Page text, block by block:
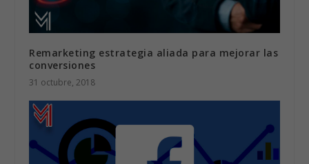
Remarketing estrategia aliada para mejorar las
conversiones
31 octubre, 2018